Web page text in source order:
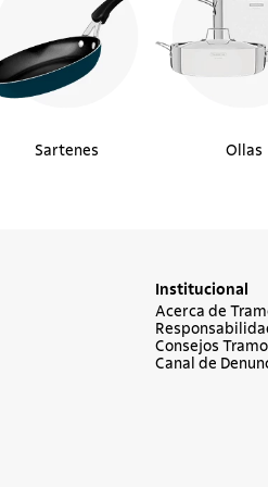
Sartenes Ollas
Institucional
Acerca de
Consejos
Canal de